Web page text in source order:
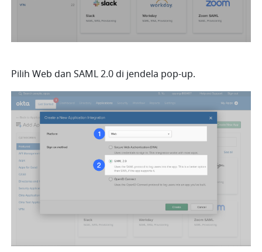
Pilih Web dan SAML 2.0 di jendela pop-up.